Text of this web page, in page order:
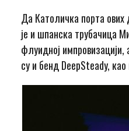
Да Католичка порта ових
је и шпанска трубачица
флуидној импровизацији,
су и бенд DeepSteady,